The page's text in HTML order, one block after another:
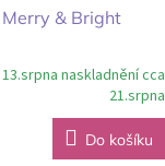
& Bright
naskladnění cca
21.srpna
Do košíku